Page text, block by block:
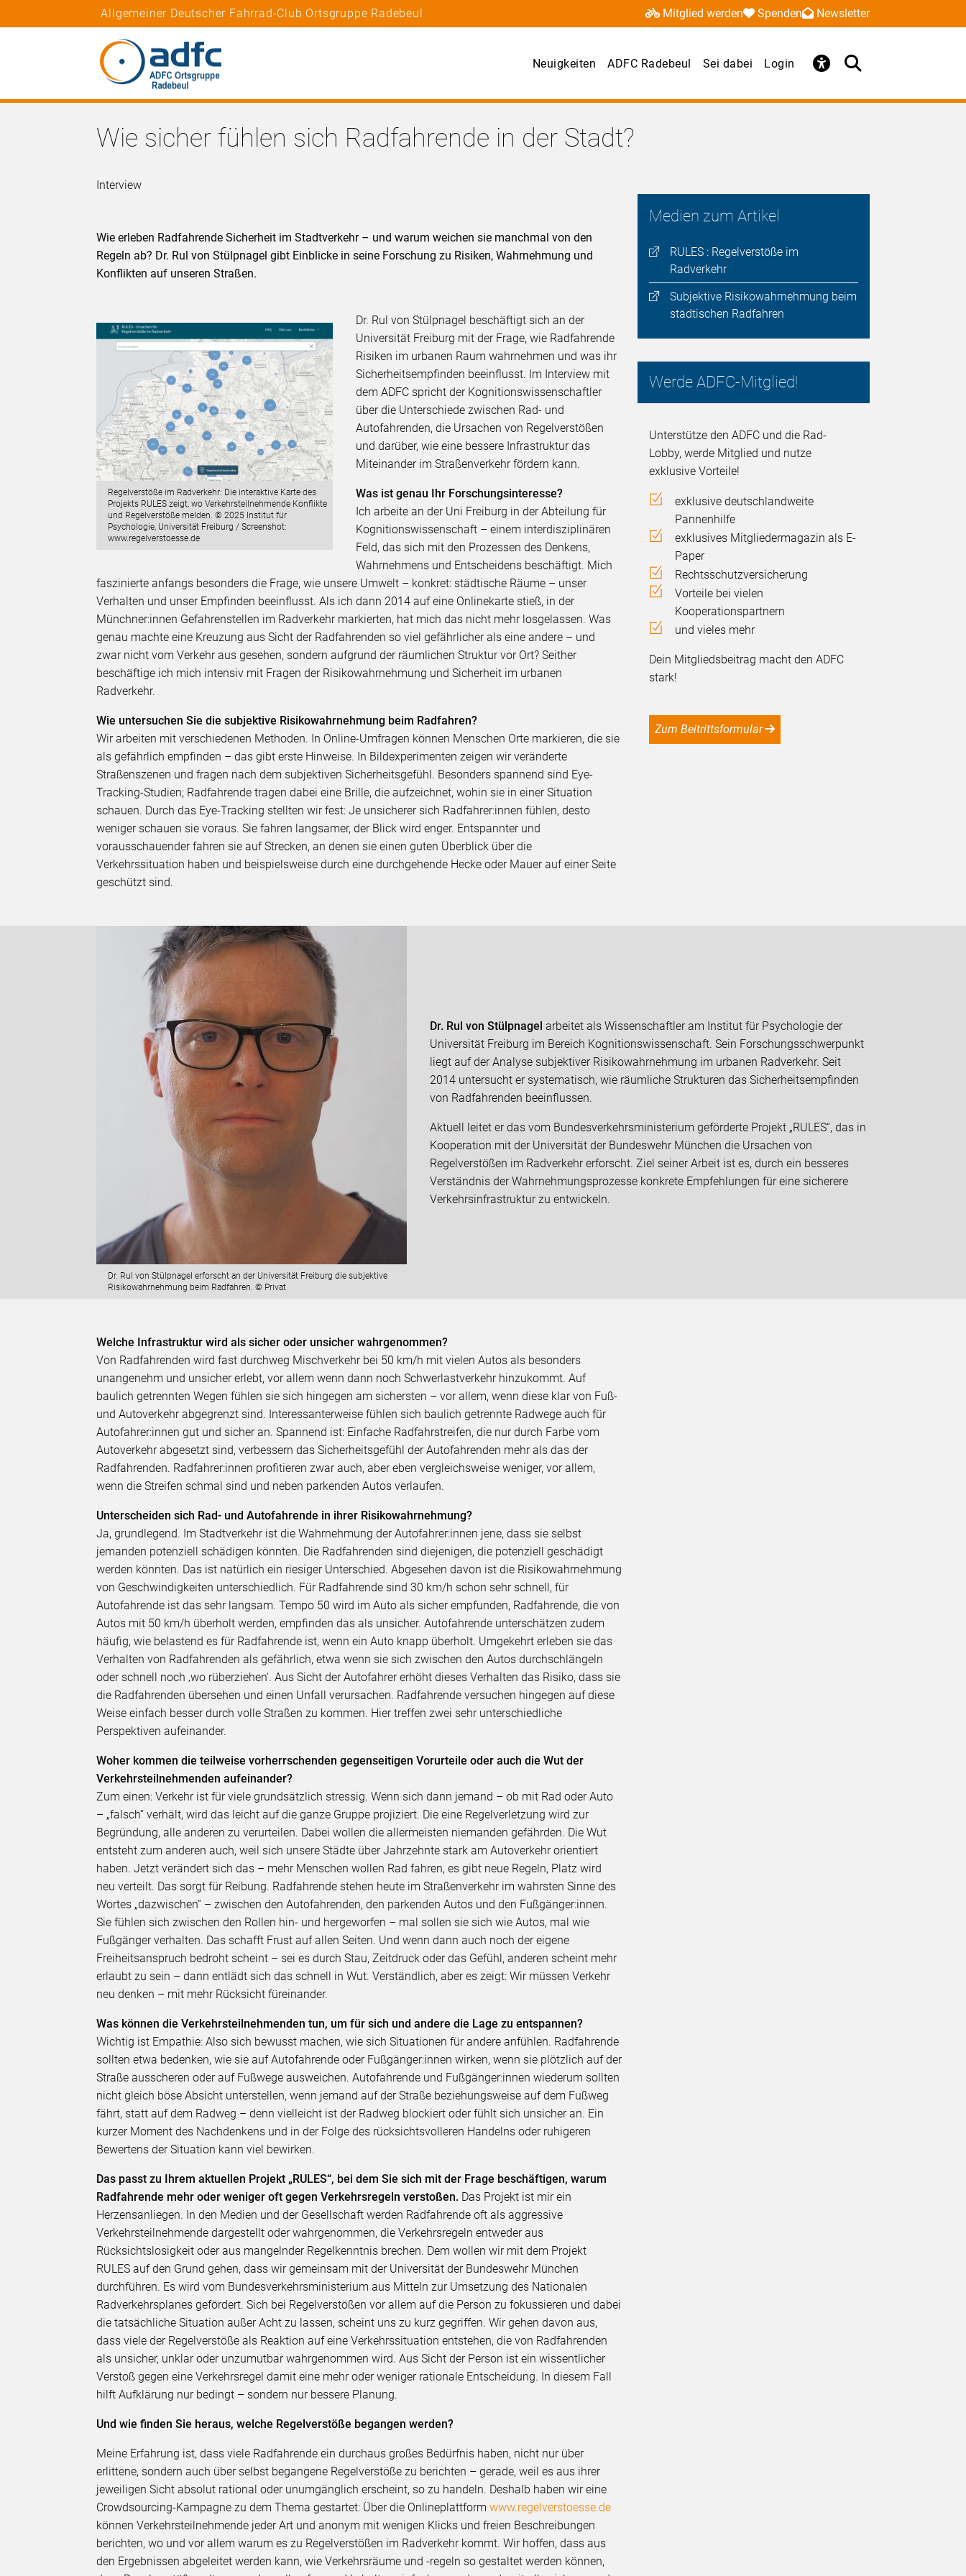
Allgemeiner Deutscher Fahrrad-Club Ortsgruppe Radebeul Mitglied werden Spenden Newsletter
Neuigkeiten ADFC Radebeul Sei dabei Login
Wie sicher fühlen sich Radfahrende in der Stadt?
Interview
Medien zum Artikel
RULES : Regelverstöße im
Radverkehr
Subjektive Risikowahrnehmung beim
städtischen Radfahren
Werde ADFC-Mitglied!
Unterstütze den ADFC und die Rad-
Lobby, werde Mitglied und nutze
exklusive Vorteile!
exklusive deutschlandweite
Pannenhilfe
exklusives Mitgliedermagazin als E-
Paper
Rechtsschutzversicherung
Vorteile bei vielen
Kooperationspartnern
und vieles mehr
Dein Mitgliedsbeitrag macht den ADFC
stark!
Zum Beitrittsformular
Wie erleben Radfahrende Sicherheit im Stadtverkehr – und warum weichen sie manchmal von den
Regeln ab? Dr. Rul von Stülpnagel gibt Einblicke in seine Forschung zu Risiken, Wahrnehmung und
Konflikten auf unseren Straßen.
Regelverstöße im Radverkehr: Die interaktive Karte des
Projekts RULES zeigt, wo Verkehrsteilnehmende Konflikte
und Regelverstöße melden. © 2025 Institut für
Psychologie, Universität Freiburg / Screenshot:
www.regelverstoesse.de
Dr. Rul von Stülpnagel beschäftigt sich an der
Universität Freiburg mit der Frage, wie Radfahrende
Risiken im urbanen Raum wahrnehmen und was ihr
Sicherheitsempfinden beeinflusst. Im Interview mit
dem ADFC spricht der Kognitionswissenschaftler
über die Unterschiede zwischen Rad- und
Autofahrenden, die Ursachen von Regelverstößen
und darüber, wie eine bessere Infrastruktur das
Miteinander im Straßenverkehr fördern kann.
Was ist genau Ihr Forschungsinteresse?
Ich arbeite an der Uni Freiburg in der Abteilung für
Kognitionswissenschaft – einem interdisziplinären
Feld, das sich mit den Prozessen des Denkens,
Wahrnehmens und Entscheidens beschäftigt. Mich
faszinierte anfangs besonders die Frage, wie unsere Umwelt – konkret: städtische Räume – unser
Verhalten und unser Empfinden beeinflusst. Als ich dann 2014 auf eine Onlinekarte stieß, in der
Münchner:innen Gefahrenstellen im Radverkehr markierten, hat mich das nicht mehr losgelassen. Was
genau machte eine Kreuzung aus Sicht der Radfahrenden so viel gefährlicher als eine andere – und
zwar nicht vom Verkehr aus gesehen, sondern aufgrund der räumlichen Struktur vor Ort? Seither
beschäftige ich mich intensiv mit Fragen der Risikowahrnehmung und Sicherheit im urbanen
Radverkehr.
Wie untersuchen Sie die subjektive Risikowahrnehmung beim Radfahren?
Wir arbeiten mit verschiedenen Methoden. In Online-Umfragen können Menschen Orte markieren, die sie
als gefährlich empfinden – das gibt erste Hinweise. In Bildexperimenten zeigen wir veränderte
Straßenszenen und fragen nach dem subjektiven Sicherheitsgefühl. Besonders spannend sind Eye-
Tracking-Studien; Radfahrende tragen dabei eine Brille, die aufzeichnet, wohin sie in einer Situation
schauen. Durch das Eye-Tracking stellten wir fest: Je unsicherer sich Radfahrer:innen fühlen, desto
weniger schauen sie voraus. Sie fahren langsamer, der Blick wird enger. Entspannter und
vorausschauender fahren sie auf Strecken, an denen sie einen guten Überblick über die
Verkehrssituation haben und beispielsweise durch eine durchgehende Hecke oder Mauer auf einer Seite
geschützt sind.
Dr. Rul von Stülpnagel erforscht an der Universität Freiburg die subjektive
Risikowahrnehmung beim Radfahren. © Privat
Dr. Rul von Stülpnagel arbeitet als Wissenschaftler am Institut für Psychologie der
Universität Freiburg im Bereich Kognitionswissenschaft. Sein Forschungsschwerpunkt
liegt auf der Analyse subjektiver Risikowahrnehmung im urbanen Radverkehr. Seit
2014 untersucht er systematisch, wie räumliche Strukturen das Sicherheitsempfinden
von Radfahrenden beeinflussen.
Aktuell leitet er das vom Bundesverkehrsministerium geförderte Projekt „RULES“, das in
Kooperation mit der Universität der Bundeswehr München die Ursachen von
Regelverstößen im Radverkehr erforscht. Ziel seiner Arbeit ist es, durch ein besseres
Verständnis der Wahrnehmungsprozesse konkrete Empfehlungen für eine sicherere
Verkehrsinfrastruktur zu entwickeln.
Welche Infrastruktur wird als sicher oder unsicher wahrgenommen?
Von Radfahrenden wird fast durchweg Mischverkehr bei 50 km/h mit vielen Autos als besonders
unangenehm und unsicher erlebt, vor allem wenn dann noch Schwerlastverkehr hinzukommt. Auf
baulich getrennten Wegen fühlen sie sich hingegen am sichersten – vor allem, wenn diese klar von Fuß-
und Autoverkehr abgegrenzt sind. Interessanterweise fühlen sich baulich getrennte Radwege auch für
Autofahrer:innen gut und sicher an. Spannend ist: Einfache Radfahrstreifen, die nur durch Farbe vom
Autoverkehr abgesetzt sind, verbessern das Sicherheitsgefühl der Autofahrenden mehr als das der
Radfahrenden. Radfahrer:innen profitieren zwar auch, aber eben vergleichsweise weniger, vor allem,
wenn die Streifen schmal sind und neben parkenden Autos verlaufen.
Unterscheiden sich Rad- und Autofahrende in ihrer Risikowahrnehmung?
Ja, grundlegend. Im Stadtverkehr ist die Wahrnehmung der Autofahrer:innen jene, dass sie selbst
jemanden potenziell schädigen könnten. Die Radfahrenden sind diejenigen, die potenziell geschädigt
werden könnten. Das ist natürlich ein riesiger Unterschied. Abgesehen davon ist die Risikowahrnehmung
von Geschwindigkeiten unterschiedlich. Für Radfahrende sind 30 km/h schon sehr schnell, für
Autofahrende ist das sehr langsam. Tempo 50 wird im Auto als sicher empfunden, Radfahrende, die von
Autos mit 50 km/h überholt werden, empfinden das als unsicher. Autofahrende unterschätzen zudem
häufig, wie belastend es für Radfahrende ist, wenn ein Auto knapp überholt. Umgekehrt erleben sie das
Verhalten von Radfahrenden als gefährlich, etwa wenn sie sich zwischen den Autos durchschlängeln
oder schnell noch ‚wo rüberziehen‘. Aus Sicht der Autofahrer erhöht dieses Verhalten das Risiko, dass sie
die Radfahrenden übersehen und einen Unfall verursachen. Radfahrende versuchen hingegen auf diese
Weise einfach besser durch volle Straßen zu kommen. Hier treffen zwei sehr unterschiedliche
Perspektiven aufeinander.
Woher kommen die teilweise vorherrschenden gegenseitigen Vorurteile oder auch die Wut der
Verkehrsteilnehmenden aufeinander?
Zum einen: Verkehr ist für viele grundsätzlich stressig. Wenn sich dann jemand – ob mit Rad oder Auto
– „falsch“ verhält, wird das leicht auf die ganze Gruppe projiziert. Die eine Regelverletzung wird zur
Begründung, alle anderen zu verurteilen. Dabei wollen die allermeisten niemanden gefährden. Die Wut
entsteht zum anderen auch, weil sich unsere Städte über Jahrzehnte stark am Autoverkehr orientiert
haben. Jetzt verändert sich das – mehr Menschen wollen Rad fahren, es gibt neue Regeln, Platz wird
neu verteilt. Das sorgt für Reibung. Radfahrende stehen heute im Straßenverkehr im wahrsten Sinne des
Wortes „dazwischen“ – zwischen den Autofahrenden, den parkenden Autos und den Fußgänger:innen.
Sie fühlen sich zwischen den Rollen hin- und hergeworfen – mal sollen sie sich wie Autos, mal wie
Fußgänger verhalten. Das schafft Frust auf allen Seiten. Und wenn dann auch noch der eigene
Freiheitsanspruch bedroht scheint – sei es durch Stau, Zeitdruck oder das Gefühl, anderen scheint mehr
erlaubt zu sein – dann entlädt sich das schnell in Wut. Verständlich, aber es zeigt: Wir müssen Verkehr
neu denken – mit mehr Rücksicht füreinander.
Was können die Verkehrsteilnehmenden tun, um für sich und andere die Lage zu entspannen?
Wichtig ist Empathie: Also sich bewusst machen, wie sich Situationen für andere anfühlen. Radfahrende
sollten etwa bedenken, wie sie auf Autofahrende oder Fußgänger:innen wirken, wenn sie plötzlich auf der
Straße ausscheren oder auf Fußwege ausweichen. Autofahrende und Fußgänger:innen wiederum sollten
nicht gleich böse Absicht unterstellen, wenn jemand auf der Straße beziehungsweise auf dem Fußweg
fährt, statt auf dem Radweg – denn vielleicht ist der Radweg blockiert oder fühlt sich unsicher an. Ein
kurzer Moment des Nachdenkens und in der Folge des rücksichtsvolleren Handelns oder ruhigeren
Bewertens der Situation kann viel bewirken.
Das passt zu Ihrem aktuellen Projekt „RULES“, bei dem Sie sich mit der Frage beschäftigen, warum
Radfahrende mehr oder weniger oft gegen Verkehrsregeln verstoßen. Das Projekt ist mir ein
Herzensanliegen. In den Medien und der Gesellschaft werden Radfahrende oft als aggressive
Verkehrsteilnehmende dargestellt oder wahrgenommen, die Verkehrsregeln entweder aus
Rücksichtslosigkeit oder aus mangelnder Regelkenntnis brechen. Dem wollen wir mit dem Projekt
RULES auf den Grund gehen, dass wir gemeinsam mit der Universität der Bundeswehr München
durchführen. Es wird vom Bundesverkehrsministerium aus Mitteln zur Umsetzung des Nationalen
Radverkehrsplanes gefördert. Sich bei Regelverstößen vor allem auf die Person zu fokussieren und dabei
die tatsächliche Situation außer Acht zu lassen, scheint uns zu kurz gegriffen. Wir gehen davon aus,
dass viele der Regelverstöße als Reaktion auf eine Verkehrssituation entstehen, die von Radfahrenden
als unsicher, unklar oder unzumutbar wahrgenommen wird. Aus Sicht der Person ist ein wissentlicher
Verstoß gegen eine Verkehrsregel damit eine mehr oder weniger rationale Entscheidung. In diesem Fall
hilft Aufklärung nur bedingt – sondern nur bessere Planung.
Und wie finden Sie heraus, welche Regelverstöße begangen werden?
Meine Erfahrung ist, dass viele Radfahrende ein durchaus großes Bedürfnis haben, nicht nur über
erlittene, sondern auch über selbst begangene Regelverstöße zu berichten – gerade, weil es aus ihrer
jeweiligen Sicht absolut rational oder unumgänglich erscheint, so zu handeln. Deshalb haben wir eine
Crowdsourcing-Kampagne zu dem Thema gestartet: Über die Onlineplattformwww.regelverstoesse.de
können Verkehrsteilnehmende jeder Art und anonym mit wenigen Klicks und freien Beschreibungen
berichten, wo und vor allem warum es zu Regelverstößen im Radverkehr kommt. Wir hoffen, dass aus
den Ergebnissen abgeleitet werden kann, wie Verkehrsräume und -regeln so gestaltet werden können,